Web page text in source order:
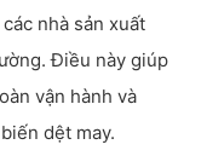
nhà sản xuất
Điều này giúp
vận hành và
dệt may.